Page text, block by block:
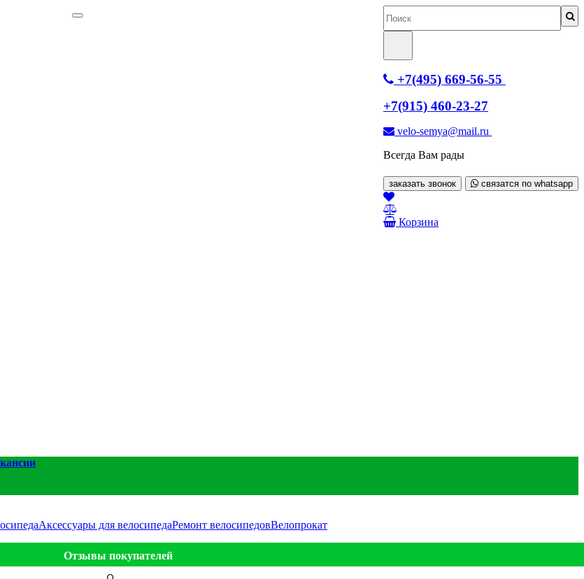
+7(495) 669-56-55
+7(915) 460-23-27
velo-semya@mail.ru
Всегда Вам рады
заказать звонок связатся по whatsapp
Корзина
Аксессуары для велосипедаРемонт велосипедовВелопрокат
Отзывы покупателей